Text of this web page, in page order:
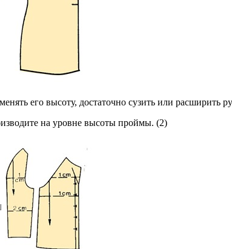
его высоту, достаточно сузить или
на уровне высоты проймы. (2)